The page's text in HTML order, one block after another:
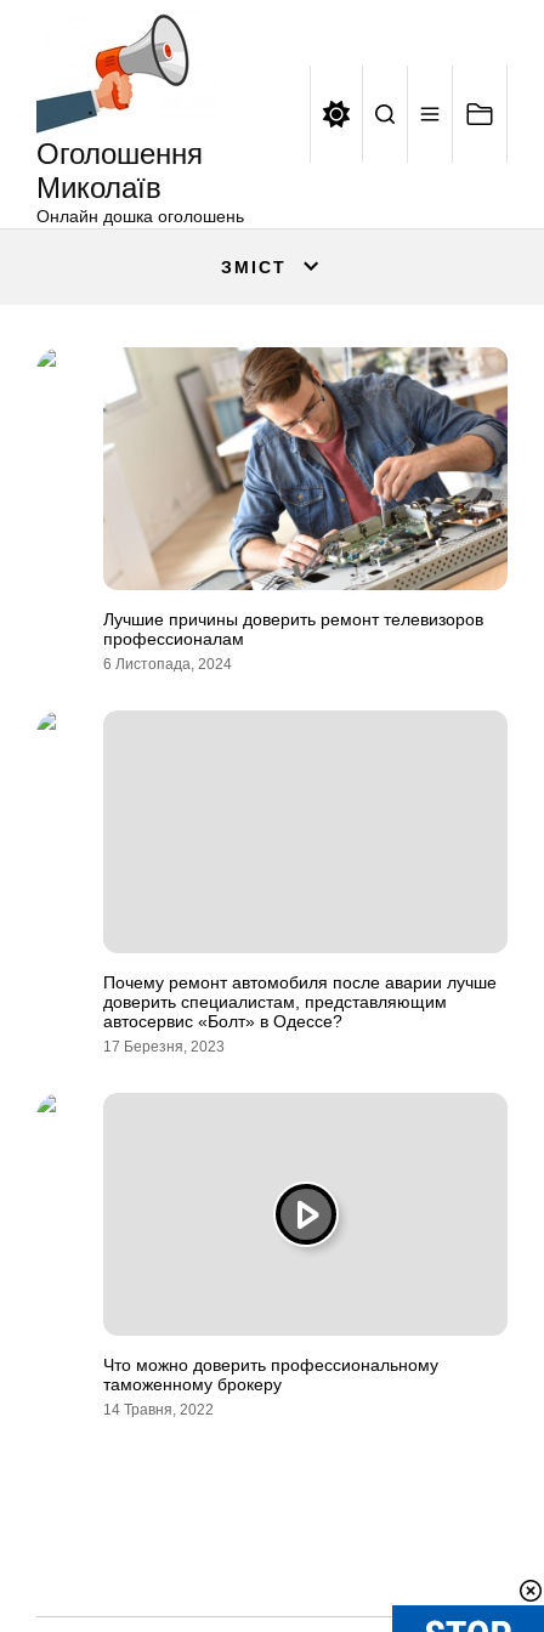
Оголошення
Миколаїв
Онлайн дошка оголошень
ЗМІСТ
Лучшие причины доверить ремонт телевизоров
профессионалам
6 Листопада, 2024
Почему ремонт автомобиля после аварии лучше
доверить специалистам, представляющим
автосервис «Болт» в Одессе?
17 Березня, 2023
Что можно доверить профессиональному
таможенному брокеру
14 Травня, 2022